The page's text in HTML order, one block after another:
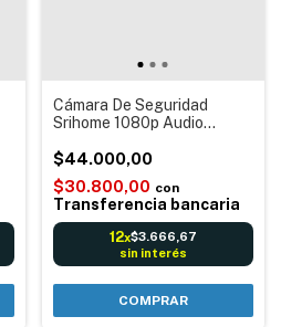
Cámara De Seguridad
Srihome 1080p Audio
$44.000,00
$30.800,00 con
Transferencia bancaria
12x$3.666,67
sin interés